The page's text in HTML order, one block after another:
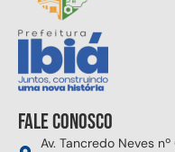
Fale conosco
Av. Tancredo Neves